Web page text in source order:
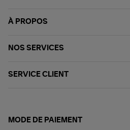
À PROPOS
NOS SERVICES
SERVICE CLIENT
MODE DE PAIEMENT